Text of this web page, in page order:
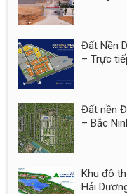
Đất Nền
– Trực
Đất nền
– Bắc
Khu đô
Hải